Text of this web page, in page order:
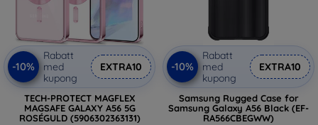
-10%
Rabatt
med
kupong
EXTRA10
TECH-PROTECT MAGFLEX
MAGSAFE GALAXY A56 5G
ROSÉGULD (5906302363131)
-10%
Rabatt
med
kupong
EXTRA10
Samsung Rugged Case for
Samsung Galaxy A56 Black (EF-
RA566CBEGWW)